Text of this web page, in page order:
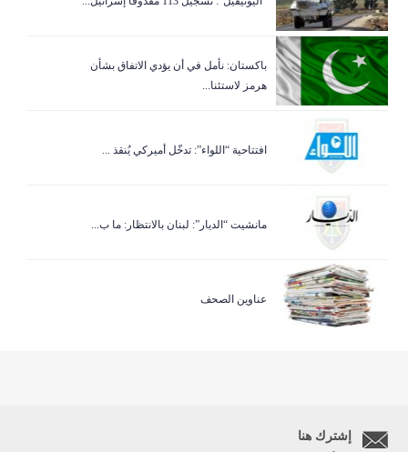
باكستان: نأمل في أن يؤدي الاتفاق بشأن
هرمز لاستئنا...
افتتاحية “اللواء”: تدخّل أميركي يُنقذ ...
مانشيت “الديار”: لبنان بالانتظار: ما ب...
عناوين الصحف
إشترك هنا